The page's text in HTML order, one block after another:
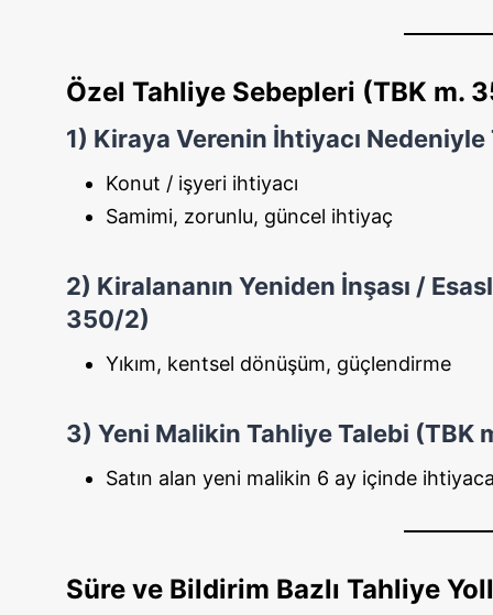
Özel Tahliye Sebepleri (TBK m.
1) Kiraya Verenin İhtiyacı
Konut / işyeri ihtiyacı
Samimi, zorunlu, güncel ihtiyaç
2) Kiralananın Yeniden İnşası /
350/2)
Yıkım, kentsel dönüşüm, güçlendirme
3) Yeni Malikin Tahliye Talebi (TBK
Satın alan yeni malikin 6 ay içinde
Süre ve Bildirim Bazlı Tahliye